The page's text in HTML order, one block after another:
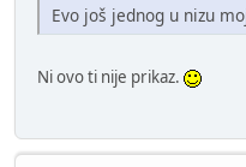
Evo još jednog u nizu
Ni ovo ti nije prikaz.